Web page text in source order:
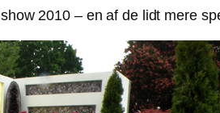
2010 – en af de lidt mere